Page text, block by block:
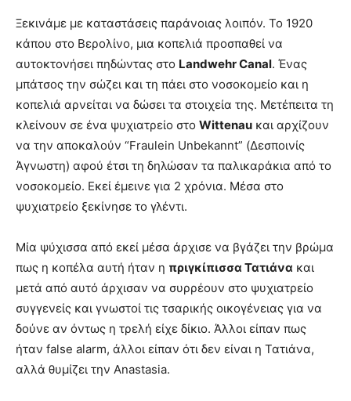
Ξεκινάμε με καταστάσεις παράνοιας λοιπόν. Το 1920
κάπου στο Βερολίνο, μια κοπελιά προσπαθεί να
αυτοκτονήσει πηδώντας στο Landwehr Canal. Ένας
μπάτσος την σώζει και τη πάει στο νοσοκομείο και η
κοπελιά αρνείται να δώσει τα στοιχεία της. Μετέπειτα τη
κλείνουν σε ένα ψυχιατρείο στο Wittenau και αρχίζουν
να την αποκαλούν “Fraulein Unbekannt” (Δεσποινίς
Άγνωστη) αφού έτσι τη δηλώσαν τα παλικαράκια από το
νοσοκομείο. Εκεί έμεινε για 2 χρόνια. Μέσα στο
ψυχιατρείο ξεκίνησε το γλέντι.
Μία ψύχισσα από εκεί μέσα άρχισε να βγάζει την βρώμα
πως η κοπέλα αυτή ήταν η πριγκίπισσα Τατιάνα και
μετά από αυτό άρχισαν να συρρέουν στο ψυχιατρείο
συγγενείς και γνωστοί τις τσαρικής οικογένειας για να
δούνε αν όντως η τρελή είχε δίκιο. Άλλοι είπαν πως
ήταν false alarm, άλλοι είπαν ότι δεν είναι η Τατιάνα,
αλλά θυμίζει την Anastasia.